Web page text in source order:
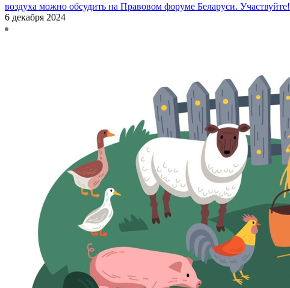
воздуха можно обсудить на Правовом форуме Беларуси. Участвуйте!
6 декабря 2024